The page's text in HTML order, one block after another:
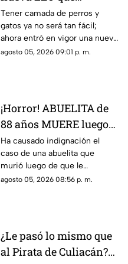
PROHIBE TENER
PERROS y gatos; esto se
sabe
Tener camada de perros y
gatos ya no será tan fácil;
ahora entró en vigor una nueva
ley que prohibe tenerlos. Aquí
agosto 05, 2026 09:01 p. m.
¡Horror! ABUELITA de
88 años MUERE luego
de que le INYECTARAN
CALDO de pollo
Ha causado indignación el
caso de una abuelita que
murió luego de que le
inyectaran caldo de pollo,
agosto 05, 2026 08:56 p. m.
¿Le pasó lo mismo que
al Pirata de Culiacán?